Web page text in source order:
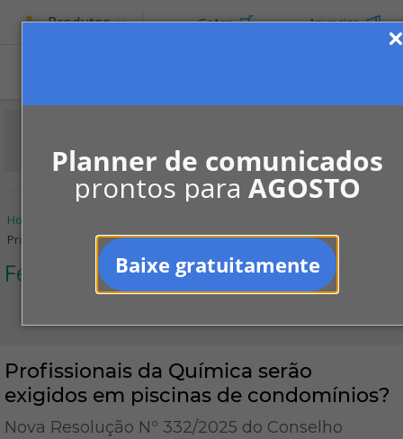
Planner de comunicados
prontos para AGOSTO
Baixe gratuitamente
Produtos Cotar Anunciar
Home
Profissionais da Química serão exigidos em piscinas de condomínios?
Fernando Augusto Zito
Profissionais da Química serão
exigidos em piscinas de condomínios?
Nova Resolução Nº 332/2025 do Conselho